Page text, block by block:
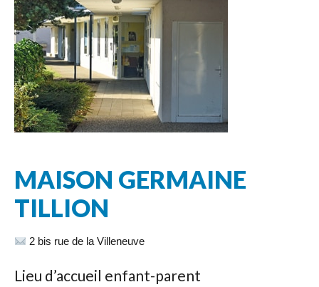
MAISON GERMAINE
TILLION
2 bis rue de la Villeneuve
Lieu d’accueil enfant-parent